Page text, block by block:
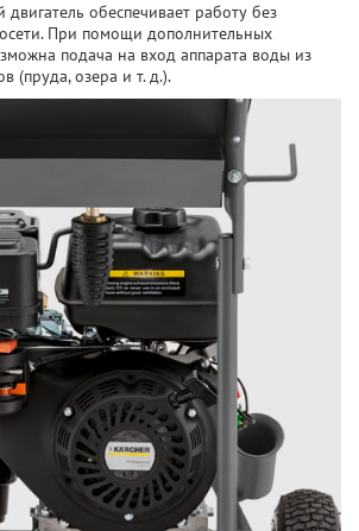
обеспечивает работу без
При помощи дополнительных
подача на вход аппарата воды из
(пруда, озера и т. д.).